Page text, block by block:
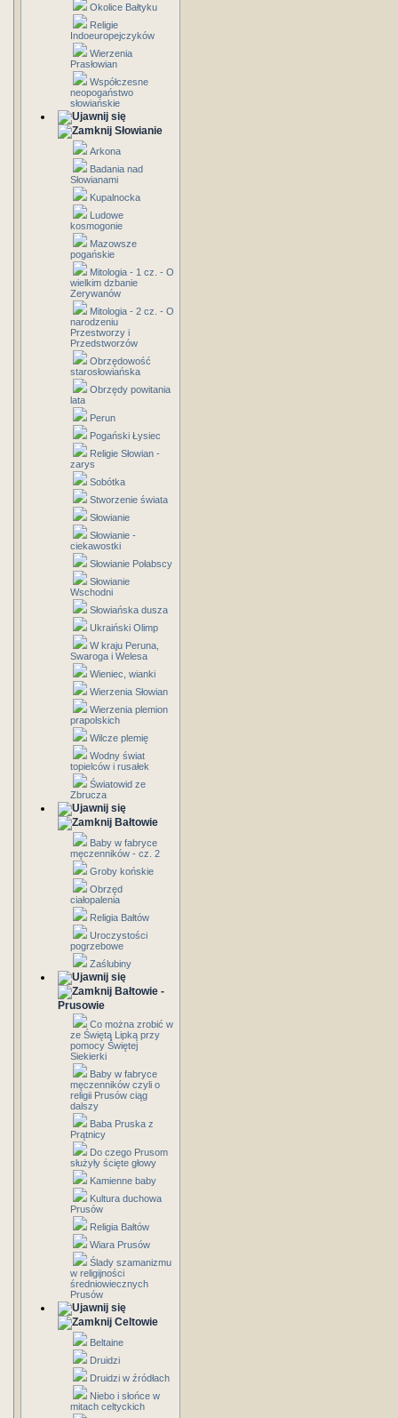
Okolice Bałtyku
Religie
Indoeuropejczyków
Wierzenia
Prasłowian
Współczesne
neopogaństwo
słowiańskie
Słowianie
Arkona
Badania nad
Słowianami
Kupalnocka
Ludowe
kosmogonie
Mazowsze
pogańskie
Mitologia - 1 cz. - O
wielkim dzbanie
Zerywanów
Mitologia - 2 cz. - O
narodzeniu
Przestworzy i
Przedstworzów
Obrzędowość
starosłowiańska
Obrzędy powitania
lata
Perun
Pogański Łysiec
Religie Słowian -
zarys
Sobótka
Stworzenie świata
Słowianie
Słowianie -
ciekawostki
Słowianie Połabscy
Słowianie
Wschodni
Słowiańska dusza
Ukraiński Olimp
W kraju Peruna,
Swaroga i Welesa
Wieniec, wianki
Wierzenia Słowian
Wierzenia plemion
prapolskich
Wilcze plemię
Wodny świat
topielców i rusałek
Światowid ze
Zbrucza
Bałtowie
Baby w fabryce
męczenników - cz. 2
Groby końskie
Obrzęd
ciałopalenia
Religia Bałtów
Uroczystości
pogrzebowe
Zaślubiny
Bałtowie -
Prusowie
Co można zrobić w
ze Świętą Lipką przy
pomocy Świętej
Siekierki
Baby w fabryce
męczenników czyli o
religii Prusów ciąg
dalszy
Baba Pruska z
Prątnicy
Do czego Prusom
służyły ścięte głowy
Kamienne baby
Kultura duchowa
Prusów
Religia Bałtów
Wiara Prusów
Ślady szamanizmu
w religijności
średniowiecznych
Prusów
Celtowie
Beltaine
Druidzi
Druidzi w źródłach
Niebo i słońce w
mitach celtyckich